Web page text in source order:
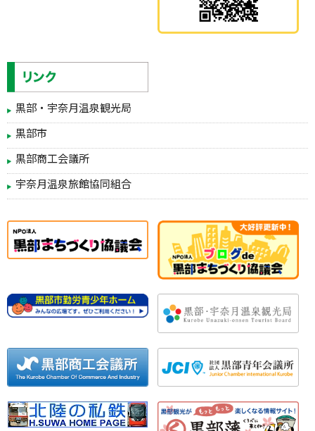
黒部・宇奈月温泉観光局
黒部市
黒部商工会議所
宇奈月温泉旅館協同組合